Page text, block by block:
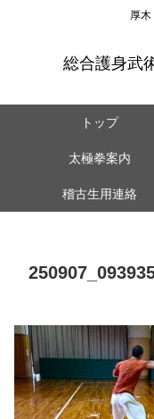
厚
総合護身武
トップ
太極拳案内
稽古生用連絡